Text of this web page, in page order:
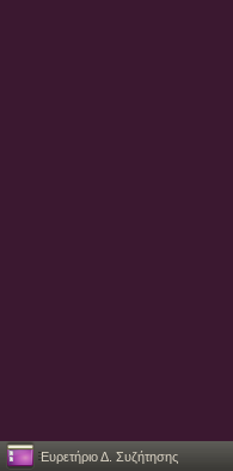
Ευρετήριο Δ. Συζήτησης